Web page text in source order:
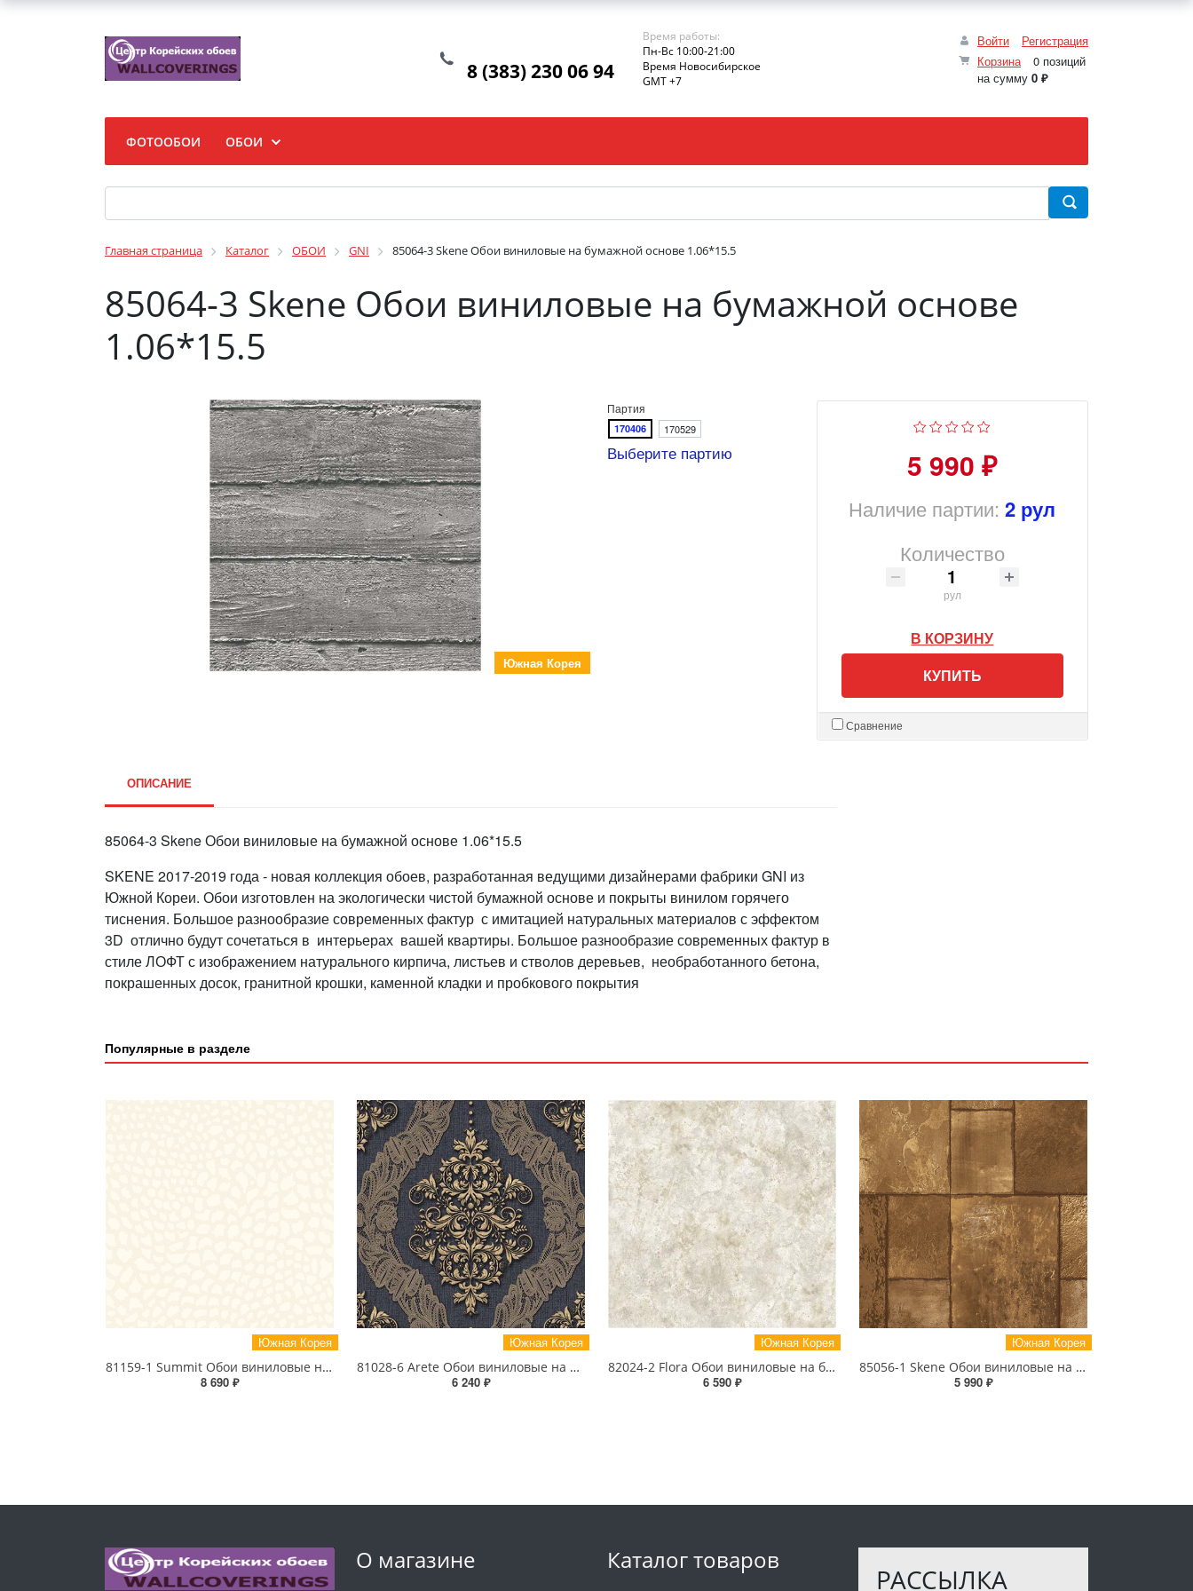
Войти
Регистрация
Корзина
0 позиций
на сумму 0 ₽
8 (383) 230 06 94
Время работы:
Пн-Вс 10:00-21:00
Время Новосибирское
GMT +7
ФОТООБОИ ОБОИ
Главная страница Каталог ОБОИ GNI 85064-3 Skene Обои виниловые на бумажной основе 1.06*15.5
85064-3 Skene Обои виниловые на бумажной основе
1.06*15.5
Южная Корея
Партия
170406 170529
Выберите партию 5 990 ₽
Наличие партии:2 рул
Количество
рул
В КОРЗИНУ
КУПИТЬ
Сравнение
ОПИСАНИЕ
85064-3 Skene Обои виниловые на бумажной основе 1.06*15.5
SKENE 2017-2019 года - новая коллекция обоев, разработанная ведущими дизайнерами фабрики GNI из
Южной Кореи. Обои изготовлен на экологически чистой бумажной основе и покрыты винилом горячего
тиснения. Большое разнообразие современных фактур с имитацией натуральных материалов с эффектом
3D отлично будут сочетаться в интерьерах вашей квартиры. Большое разнообразие современных фактур в
стиле ЛОФТ с изображением натурального кирпича, листьев и стволов деревьев, необработанного бетона,
покрашенных досок, гранитной крошки, каменной кладки и пробкового покрытия
Популярные в разделе
Южная Корея
81159-1 Summit Обои виниловые на бумажной основе 1.06*15.5
8 690 ₽
Южная Корея
81028-6 Arete Обои виниловые на бумажной основе 1.06*15.6
6 240 ₽
Южная Корея
82024-2 Flora Обои виниловые на бумажной основе 1.06*15.6
6 590 ₽
Южная Корея
85056-1 Skene Обои виниловые на бумажной основе 1.06*15.5
5 990 ₽
О магазине Каталог товаров
РАССЫЛКА